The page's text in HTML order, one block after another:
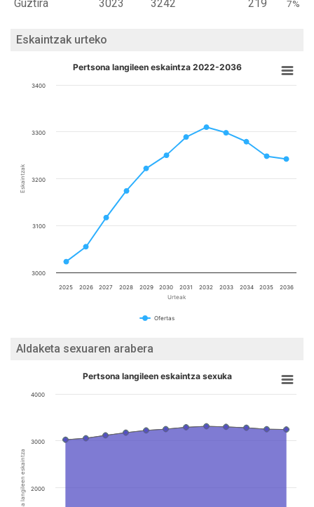
Guztira
3023 3242 219 7%
Eskaintzak urteko
Urteak
Eskaintzak
Pertsona langileen eskaintza 2022-2036
Ofertas
2025 2026 2027 2028 2029 2030 2031 2032 2033 2034 2035 2036
3000
3100
3200
3300
3400
Aldaketa sexuaren arabera
Pertsona langileen eskaintza
Pertsona langileen eskaintza sexuka
2000
3000
4000